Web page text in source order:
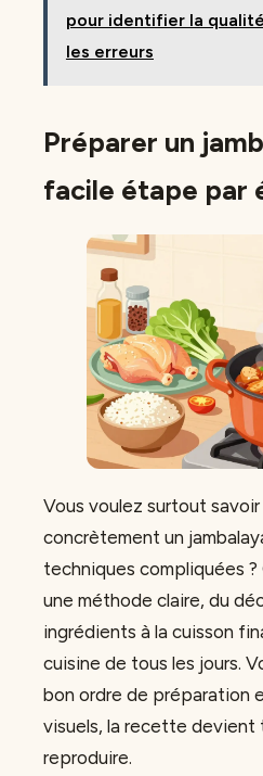
pour identifier la
les erreurs
Préparer un
facile étape par
Vous voulez surtout
concrètement un
techniques compliquées
une méthode claire, du
ingrédients à la cuisson
cuisine de tous les jours.
bon ordre de préparation
visuels, la recette devient
reproduire.